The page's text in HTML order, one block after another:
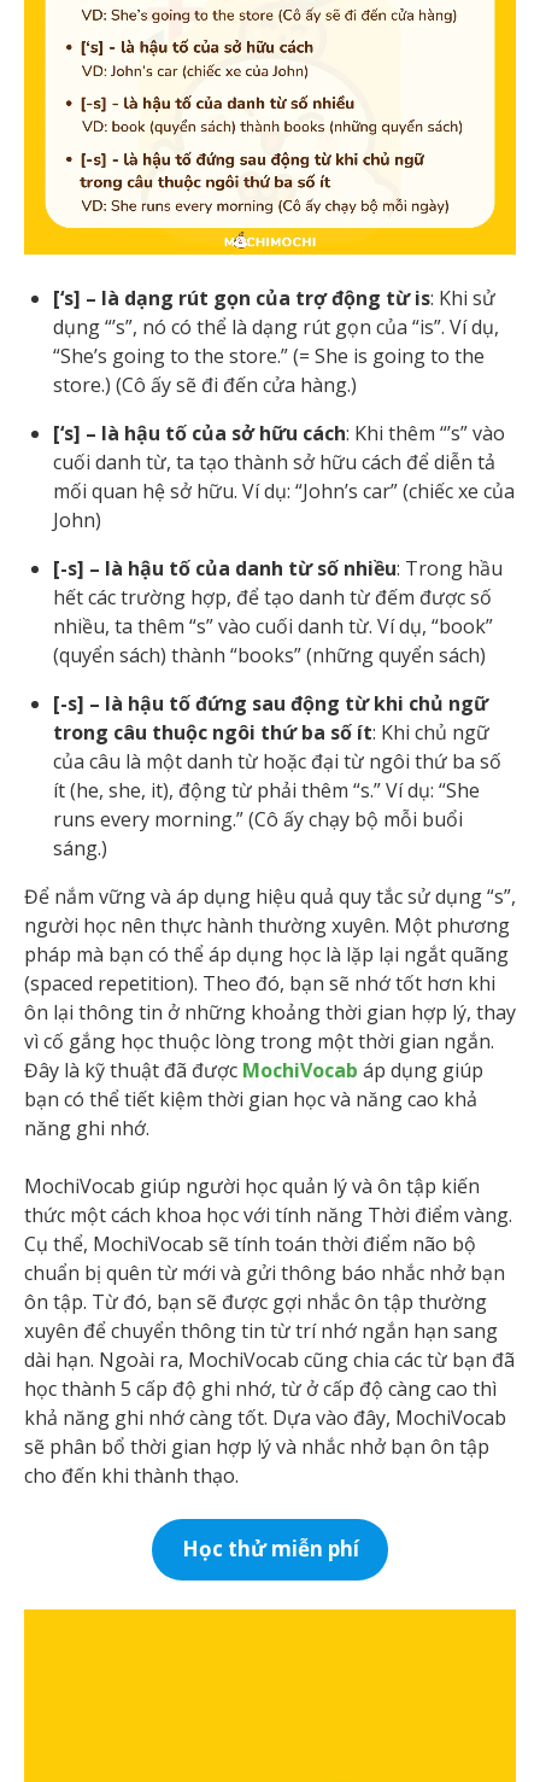
[‘s] – là dạng rút gọn của trợ động từ is: Khi sử
dụng “’s”, nó có thể là dạng rút gọn của “is”. Ví dụ,
“She’s going to the store.” (= She is going to the
store.) (Cô ấy sẽ đi đến cửa hàng.)
[‘s] – là hậu tố của sở hữu cách: Khi thêm “’s” vào
cuối danh từ, ta tạo thành sở hữu cách để diễn tả
mối quan hệ sở hữu. Ví dụ: “John’s car” (chiếc xe của
John)
[-s] – là hậu tố của danh từ số nhiều: Trong hầu
hết các trường hợp, để tạo danh từ đếm được số
nhiều, ta thêm “s” vào cuối danh từ. Ví dụ, “book”
(quyển sách) thành “books” (những quyển sách)
[-s] – là hậu tố đứng sau động từ khi chủ ngữ
trong câu thuộc ngôi thứ ba số ít: Khi chủ ngữ
của câu là một danh từ hoặc đại từ ngôi thứ ba số
ít (he, she, it), động từ phải thêm “s.” Ví dụ: “She
runs every morning.” (Cô ấy chạy bộ mỗi buổi
sáng.)
Để nắm vững và áp dụng hiệu quả quy tắc sử dụng “s”,
người học nên thực hành thường xuyên. Một phương
pháp mà bạn có thể áp dụng học là lặp lại ngắt quãng
(spaced repetition). Theo đó, bạn sẽ nhớ tốt hơn khi
ôn lại thông tin ở những khoảng thời gian hợp lý, thay
vì cố gắng học thuộc lòng trong một thời gian ngắn.
Đây là kỹ thuật đã được MochiVocab áp dụng giúp
bạn có thể tiết kiệm thời gian học và năng cao khả
năng ghi nhớ.
MochiVocab giúp người học quản lý và ôn tập kiến
thức một cách khoa học với tính năng Thời điểm vàng.
Cụ thể, MochiVocab sẽ tính toán thời điểm não bộ
chuẩn bị quên từ mới và gửi thông báo nhắc nhở bạn
ôn tập. Từ đó, bạn sẽ được gợi nhắc ôn tập thường
xuyên để chuyển thông tin từ trí nhớ ngắn hạn sang
dài hạn. Ngoài ra, MochiVocab cũng chia các từ bạn đã
học thành 5 cấp độ ghi nhớ, từ ở cấp độ càng cao thì
khả năng ghi nhớ càng tốt. Dựa vào đây, MochiVocab
sẽ phân bổ thời gian hợp lý và nhắc nhở bạn ôn tập
cho đến khi thành thạo.
Học thử miễn phí